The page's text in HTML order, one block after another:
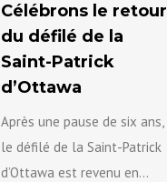
livraison à domicile vers des
boîtes aux lettres...
Célébrons le retour
du défilé de la
Saint-Patrick
d’Ottawa
Après une pause de six ans,
le défilé de la Saint-Patrick
d’Ottawa est revenu en